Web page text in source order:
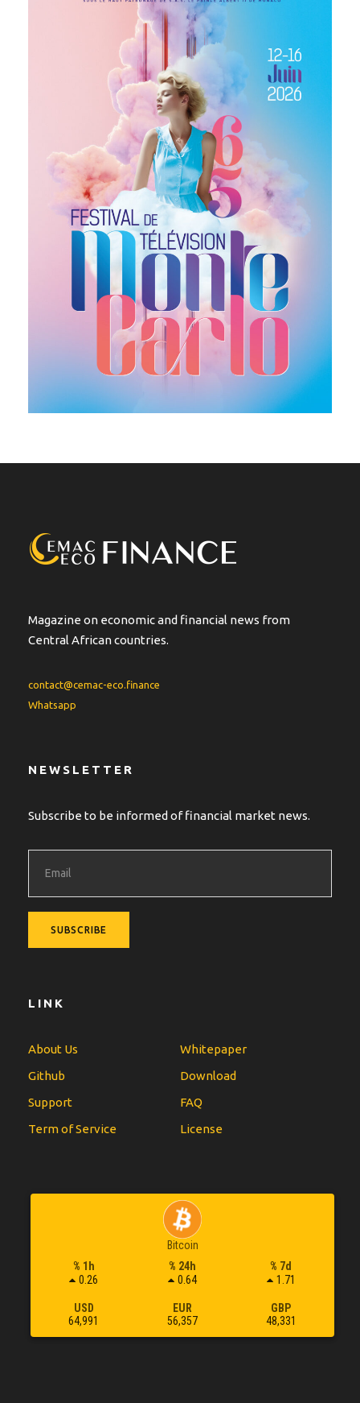
Magazine on economic and financial news from
Central African countries.
contact@cemac-eco.finance
Whatsapp
NEWSLETTER
Subscribe to be informed of financial market news.
LINK
About Us
Whitepaper
Github
Download
Support
FAQ
Term of Service
License
Bitcoin
% 1h
0.26
% 24h
0.64
% 7d
1.71
USD
64,991
EUR
56,357
GBP
48,331